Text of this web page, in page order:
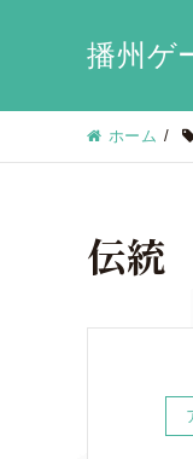
播州ゲ
ホーム /
伝統